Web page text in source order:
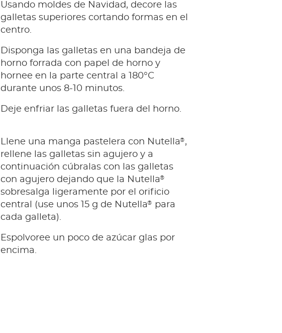
Usando moldes de Navidad, decore las
galletas superiores cortando formas en el
centro.
Disponga las galletas en una bandeja de
horno forrada con papel de horno y
hornee en la parte central a 180°C
durante unos 8-10 minutos.
Deje enfriar las galletas fuera del horno.
Llene una manga pastelera con Nutella® ,
rellene las galletas sin agujero y a
continuación cúbralas con las galletas
con agujero dejando que la Nutella®
sobresalga ligeramente por el orificio
central (use unos 15 g de Nutella®
para
cada galleta).
Espolvoree un poco de azúcar glas por
encima.